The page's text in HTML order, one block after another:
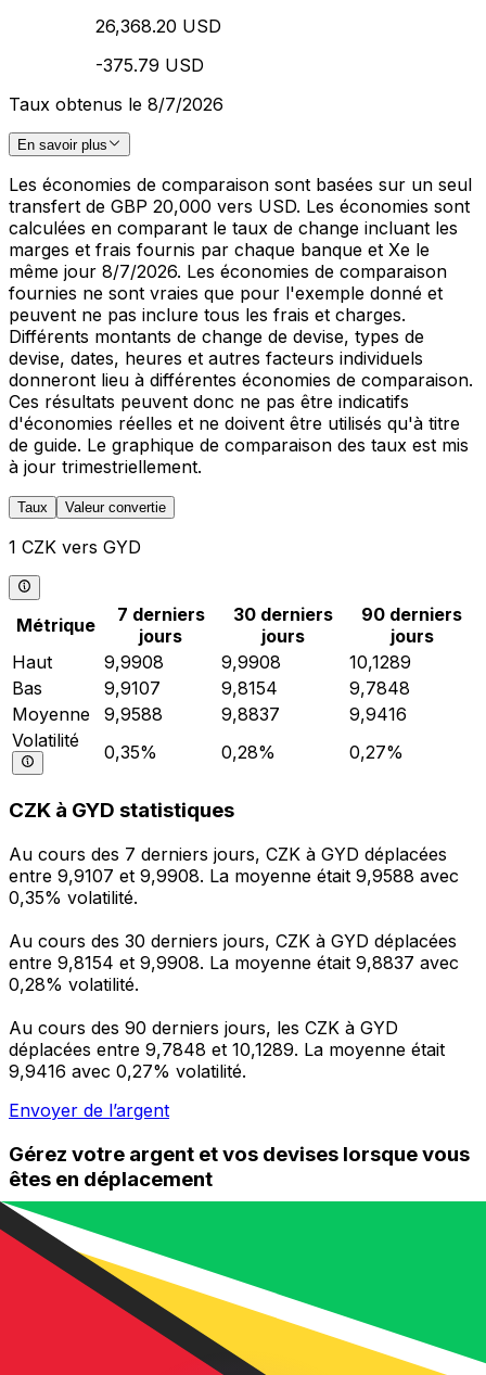
26,368.20 USD
-375.79 USD
Taux obtenus le 8/7/2026
En savoir plus
Les économies de comparaison sont basées sur un seul
transfert de GBP 20,000 vers USD. Les économies sont
calculées en comparant le taux de change incluant les
marges et frais fournis par chaque banque et Xe le
même jour 8/7/2026. Les économies de comparaison
fournies ne sont vraies que pour l'exemple donné et
peuvent ne pas inclure tous les frais et charges.
Différents montants de change de devise, types de
devise, dates, heures et autres facteurs individuels
donneront lieu à différentes économies de comparaison.
Ces résultats peuvent donc ne pas être indicatifs
d'économies réelles et ne doivent être utilisés qu'à titre
de guide. Le graphique de comparaison des taux est mis
à jour trimestriellement.
Taux Valeur convertie
1 CZK vers GYD
Métrique
7 derniers
jours
30 derniers
jours
90 derniers
jours
Haut
9,9908 9,9908
10,1289
Bas
9,9107 9,8154
9,7848
Moyenne
9,9588 9,8837
9,9416
Volatilité
0,35% 0,28% 0,27%
CZK à GYD statistiques
Au cours des 7 derniers jours, CZK à GYD déplacées
entre 9,9107 et 9,9908. La moyenne était 9,9588 avec
0,35% volatilité.
Au cours des 30 derniers jours, CZK à GYD déplacées
entre 9,8154 et 9,9908. La moyenne était 9,8837 avec
0,28% volatilité.
Au cours des 90 derniers jours, les CZK à GYD
déplacées entre 9,7848 et 10,1289. La moyenne était
9,9416 avec 0,27% volatilité.
Envoyer de l’argent
Gérez votre argent et vos devises lorsque vous
êtes en déplacement
L'application Xe réunit toutes les fonctionnalités
nécessaires pour vos transferts d'argent internationaux
et la gestion de vos devises. Convertissez des devises,
programmez des alertes de taux et transférez de
l'argent à l'étranger sans frais cachés. Téléchargez
l'application dès aujourd'hui !